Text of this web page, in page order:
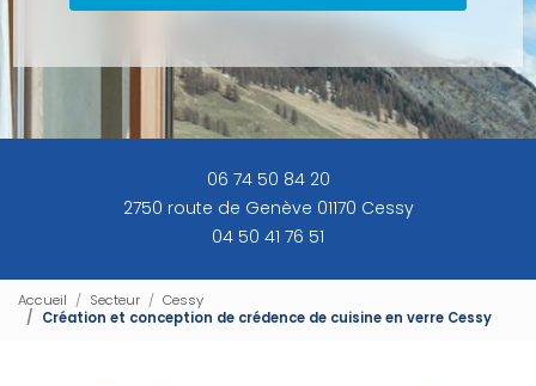
06 74 50 84 20
2750 route de Genève 01170 Cessy
04 50 41 76 51
Accueil Secteur
Cessy
Création et conception de crédence de cuisine en verre Cessy